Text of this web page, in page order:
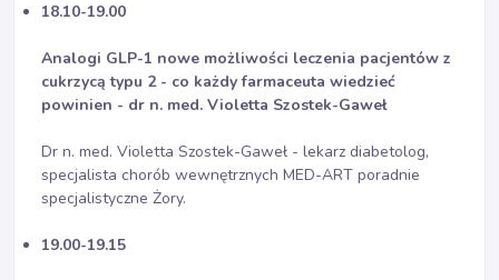
18.10-19.00
Analogi GLP-1 nowe możliwości leczenia pacjentów z
cukrzycą typu 2 - co każdy farmaceuta wiedzieć
powinien - dr n. med. Violetta Szostek-Gaweł
Dr n. med. Violetta Szostek-Gaweł - lekarz diabetolog,
specjalista chorób wewnętrznych MED-ART poradnie
specjalistyczne Żory.
19.00-19.15